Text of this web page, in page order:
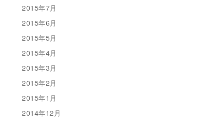
2015年7月
2015年6月
2015年5月
2015年4月
2015年3月
2015年2月
2015年1月
2014年12月